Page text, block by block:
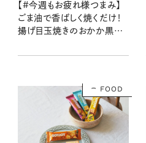
【#今週もお疲れ様つまみ】
ごま油で香ばしく焼くだけ！
揚げ目玉焼きのおかか黒酢
かりさん）
FOOD